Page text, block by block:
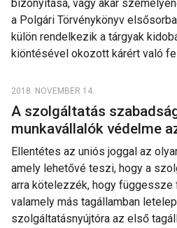
bizonyítása, vagy akár
a Polgári Törvénykönyv
külön rendelkezik a tárgyak
kiöntésével okozott kárért való
2018. NOVEMBER 14.
A szolgáltatás
munkavállalók védelme
Ellentétes az uniós joggal az
amely lehetővé teszi, hogy a
arra kötelezzék, hogy
valamely más tagállamban
szolgáltatásnyújtóra az első